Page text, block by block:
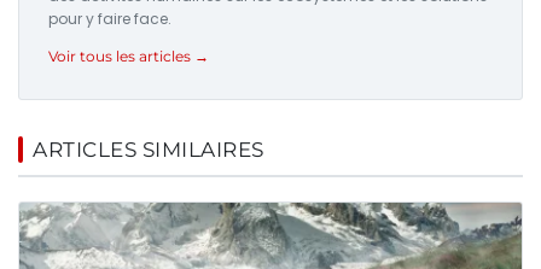
pour y faire face.
Voir tous les articles →
ARTICLES SIMILAIRES